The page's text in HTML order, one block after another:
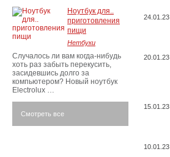
24.01.23
20.01.23
15.01.23
10.01.23
Ноутбук для..
приготовления
пищи
Нетбуки
Случалось ли вам когда-нибудь
хоть раз забыть перекусить,
засидевшись долго за
компьютером? Новый ноутбук
Electrolux …
Смотреть все